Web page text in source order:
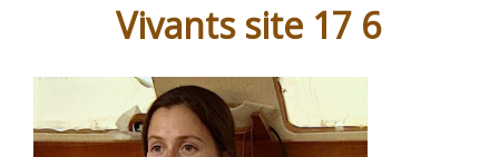
Vivants site 17 6